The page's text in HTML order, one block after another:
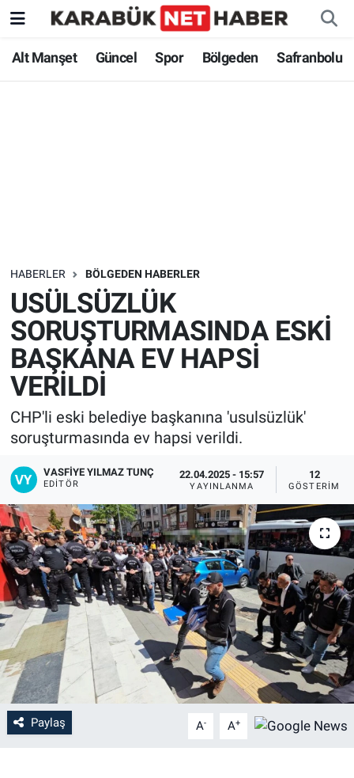
Alt Manşet Güncel Spor Bölgeden Safranbolu
HABERLER BÖLGEDEN HABERLER
USÜLSÜZLÜK
SORUŞTURMASINDA ESKİ
BAŞKANA EV HAPSİ
VERİLDİ
CHP'li eski belediye başkanına 'usulsüzlük'
soruşturmasında ev hapsi verildi.
VASFIYE YILMAZ TUNÇ
EDITÖR
22.04.2025 - 15:57
YAYINLANMA
12
GÖSTERIM
Paylaş A- A+